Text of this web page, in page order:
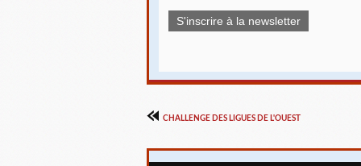
S'inscrire à la newsletter
CHALLENGE DES LIGUES DE L'OUEST